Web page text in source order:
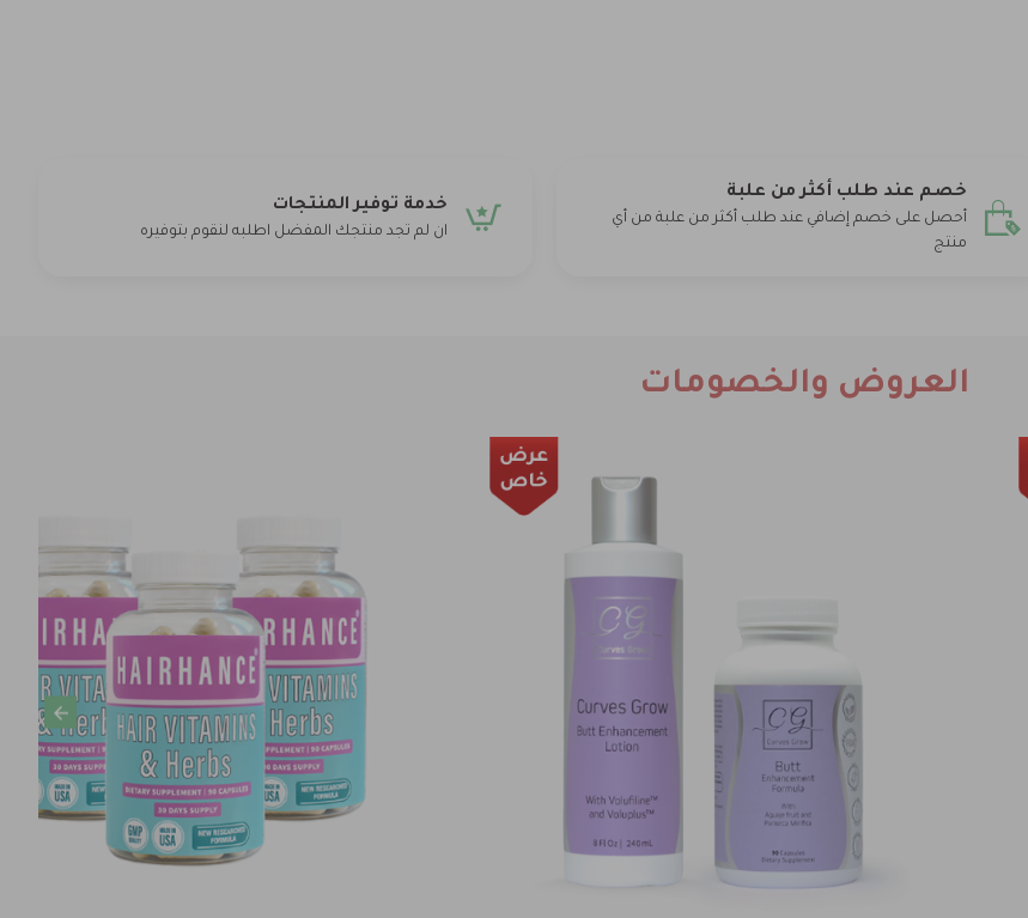
خصم عند طلب أكثر من علبة
أحصل على خصم إضافي عند طلب أكثر من علبة من أي
منتج
خدمة توفير المنتجات
ان لم تجد منتجك المفضل اطلبه لنقوم بتوفيره
العروض والخصومات